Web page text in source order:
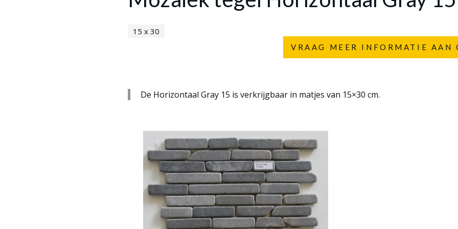
VRAAG MEER INFORMATIE AAN
15 x 30
De Horizontaal Gray 15 is verkrijgbaar in matjes van 15×30 cm.